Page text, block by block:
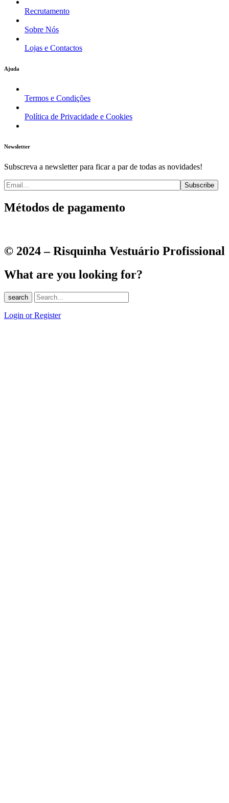
Recrutamento
Sobre Nós
Lojas e Contactos
Ajuda
Termos e Condições
Política de Privacidade e Cookies
Newsletter
Subscreva a newsletter para ficar a par de todas as novidades!
Métodos de pagamento
© 2024 – Risquinha Vestuário Profissional
What are you looking for?
search
Login or Register